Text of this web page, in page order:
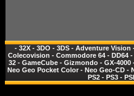
- 32X - 3DO - 3DS - Adventure Vision
Colecovision - Commodore 64- DD64-
32 - GameCube - Gizmondo - GX-4000
Neo Geo Pocket Color - Neo Geo-CD -
PS2 - PS3 -